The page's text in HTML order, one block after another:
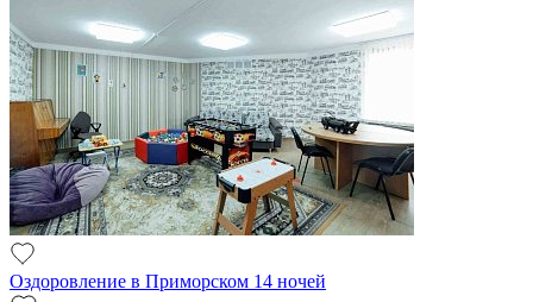
Оздоровление в Приморском 14 ночей